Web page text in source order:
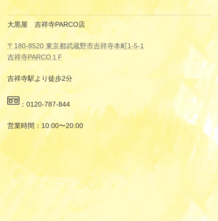
大黒屋 吉祥寺PARCO店
〒180-8520 東京都武蔵野市吉祥寺本町1-5-1
吉祥寺PARCO１F
吉祥寺駅より徒歩2分
：0120-787-844
営業時間：10:00〜20:00